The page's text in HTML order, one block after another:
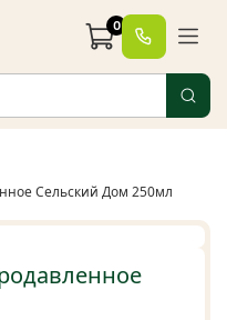
0
Сельский Дом 250мл